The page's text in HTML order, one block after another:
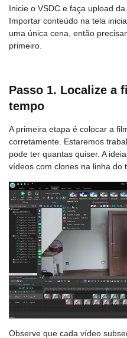
Inicie o VSDC e faça upload
Importar conteúdo na tela
uma única cena, então
primeiro.
Passo 1. Localize a
tempo
A primeira etapa é colocar a
corretamente. Estaremos
pode ter quantas quiser. A
vídeos com clones na linha do
Observe que cada vídeo